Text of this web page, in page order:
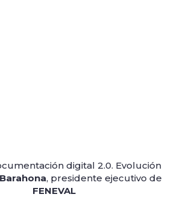
digital 2.0. Evolución
, presidente ejecutivo de
FENEVAL